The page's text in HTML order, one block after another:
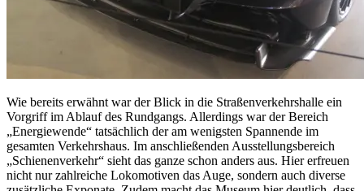
Wie bereits erwähnt war der Blick in die Straßenverkehrshalle ein
Vorgriff im Ablauf des Rundgangs. Allerdings war der Bereich
„Energiewende“ tatsächlich der am wenigsten Spannende im
gesamten Verkehrshaus. Im anschließenden Ausstellungsbereich
„Schienenverkehr“ sieht das ganze schon anders aus. Hier erfreuen
nicht nur zahlreiche Lokomotiven das Auge, sondern auch diverse